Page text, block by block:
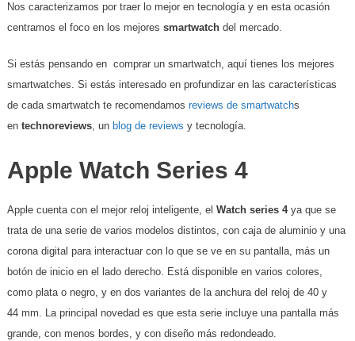
Nos caracterizamos por traer lo mejor en tecnología y en esta ocasión
centramos el foco en los mejores smartwatchdel mercado.
Si estás pensando en comprar un smartwatch, aquí tienes los mejores
smartwatches. Si estás interesado en profundizar en las características
de cada smartwatch te recomendamos reviews de smartwatchs
en technoreviews, un blog de reviews y tecnología.
Apple Watch Series 4
Apple cuenta con el mejor reloj inteligente, el Watch series 4ya que se
trata de una serie de varios modelos distintos, con caja de aluminio y una
corona digital para interactuar con lo que se ve en su pantalla, más un
botón de inicio en el lado derecho. Está disponible en varios colores,
como plata o negro, y en dos variantes de la anchura del reloj de 40 y
44 mm. La principal novedad es que esta serie incluye una pantalla más
grande, con menos bordes, y con diseño más redondeado.